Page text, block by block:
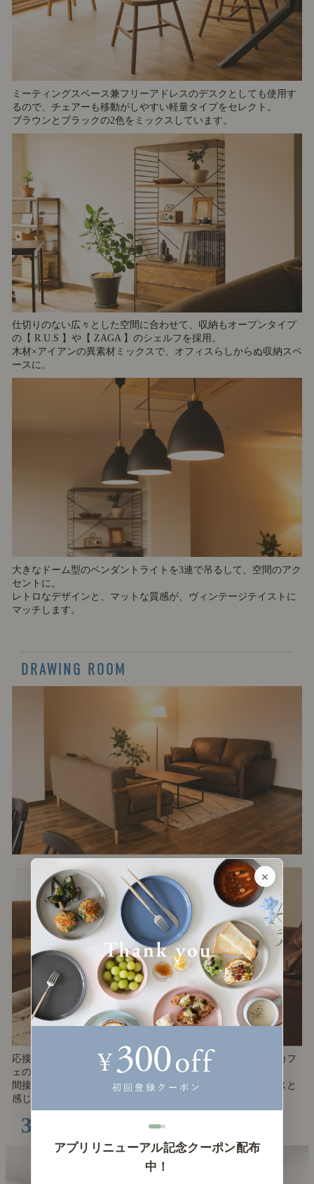
ミーティングスペース兼フリーアドレスのデスクとしても使用す
るので、チェアーも移動がしやすい軽量タイプをセレクト。
ブラウンとブラックの2色をミックスしています。
仕切りのない広々とした空間に合わせて、収納もオープンタイプ
の【 R.U.S 】や【 ZAGA 】のシェルフを採用。
木材×アイアンの異素材ミックスで、オフィスらしからぬ収納スペ
ースに。
大きなドーム型のペンダントライトを3連で吊るして、空間のアク
セントに。
レトロなデザインと、マットな質感が、ヴィンテージテイストに
マッチします。
DRAWING ROOM
応接スペースには、あえて形や素材の異なるソファを選び、カフ
ェのようなリラックス空間に。
間接照明やインテリアグリーンも取り入れることで、オフィスと
感じさせないような空間に仕上げました。
3D COORDINATE
×
アプリリニューアル記念クーポン配布
中！